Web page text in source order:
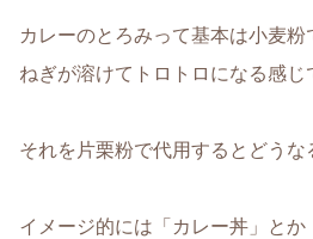
カレーのとろみって基本は小麦
ねぎが溶けてトロトロになる感じ
それを片栗粉で代用するとどうな
イメージ的には「カレー丼」と